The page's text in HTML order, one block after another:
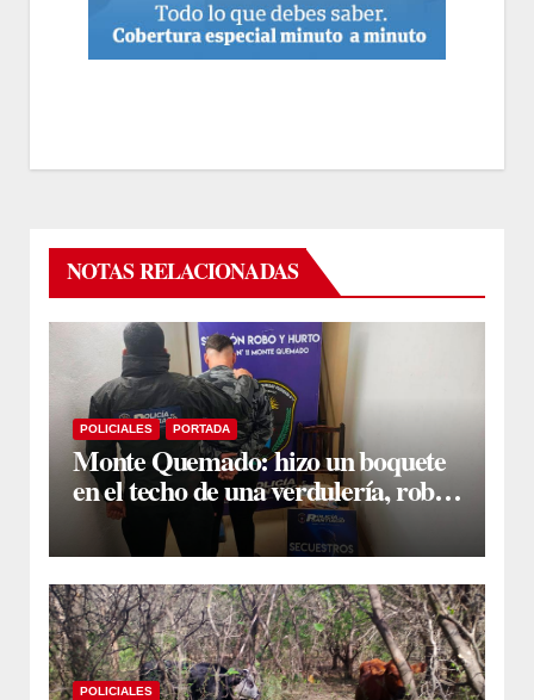
NOTAS RELACIONADAS
POLICIALES PORTADA
Monte Quemado: hizo un boquete
en el techo de una verdulería, robó
$800.000 y cayó tras ser filmado
POLICIALES